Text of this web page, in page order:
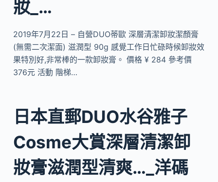
妝_…
2019年7月22日 – 自營DUO蒂歐 深層清潔卸妝潔顏膏
(無需二次潔面) 滋潤型 90g 感覺工作日忙碌時候卸妝效
果特別好,非常棒的一款卸妝膏。 價格 ¥ 284 參考價
376元 活動 階梯…
日本直郵DUO水谷雅子
Cosme大賞深層清潔卸
妝膏滋潤型清爽…_洋碼